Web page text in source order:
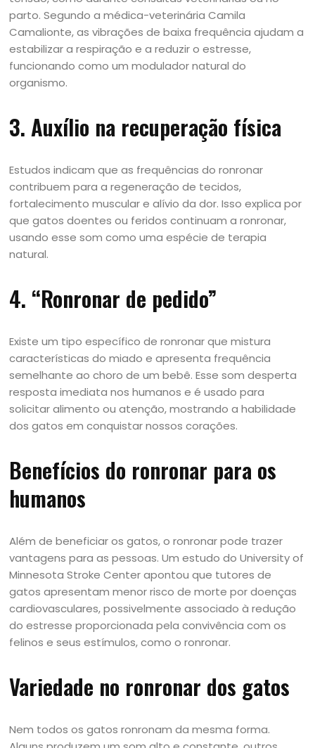
parto. Segundo a médica-veterinária Camila
Camalionte, as vibrações de baixa frequência ajudam a
estabilizar a respiração e a reduzir o estresse,
funcionando como um modulador natural do
organismo.
3. Auxílio na recuperação física
Estudos indicam que as frequências do ronronar
contribuem para a regeneração de tecidos,
fortalecimento muscular e alívio da dor. Isso explica por
que gatos doentes ou feridos continuam a ronronar,
usando esse som como uma espécie de terapia
natural.
4. “Ronronar de pedido”
Existe um tipo específico de ronronar que mistura
características do miado e apresenta frequência
semelhante ao choro de um bebê. Esse som desperta
resposta imediata nos humanos e é usado para
solicitar alimento ou atenção, mostrando a habilidade
dos gatos em conquistar nossos corações.
Benefícios do ronronar para os
humanos
Além de beneficiar os gatos, o ronronar pode trazer
vantagens para as pessoas. Um estudo do University of
Minnesota Stroke Center apontou que tutores de
gatos apresentam menor risco de morte por doenças
cardiovasculares, possivelmente associado à redução
do estresse proporcionada pela convivência com os
felinos e seus estímulos, como o ronronar.
Variedade no ronronar dos gatos
Nem todos os gatos ronronam da mesma forma.